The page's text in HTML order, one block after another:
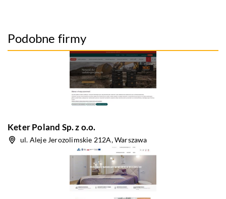
Podobne firmy
Keter Poland Sp. z o.o.
ul. Aleje Jerozolimskie 212A, Warszawa